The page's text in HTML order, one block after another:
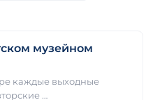
музейном
каждые выходные
…